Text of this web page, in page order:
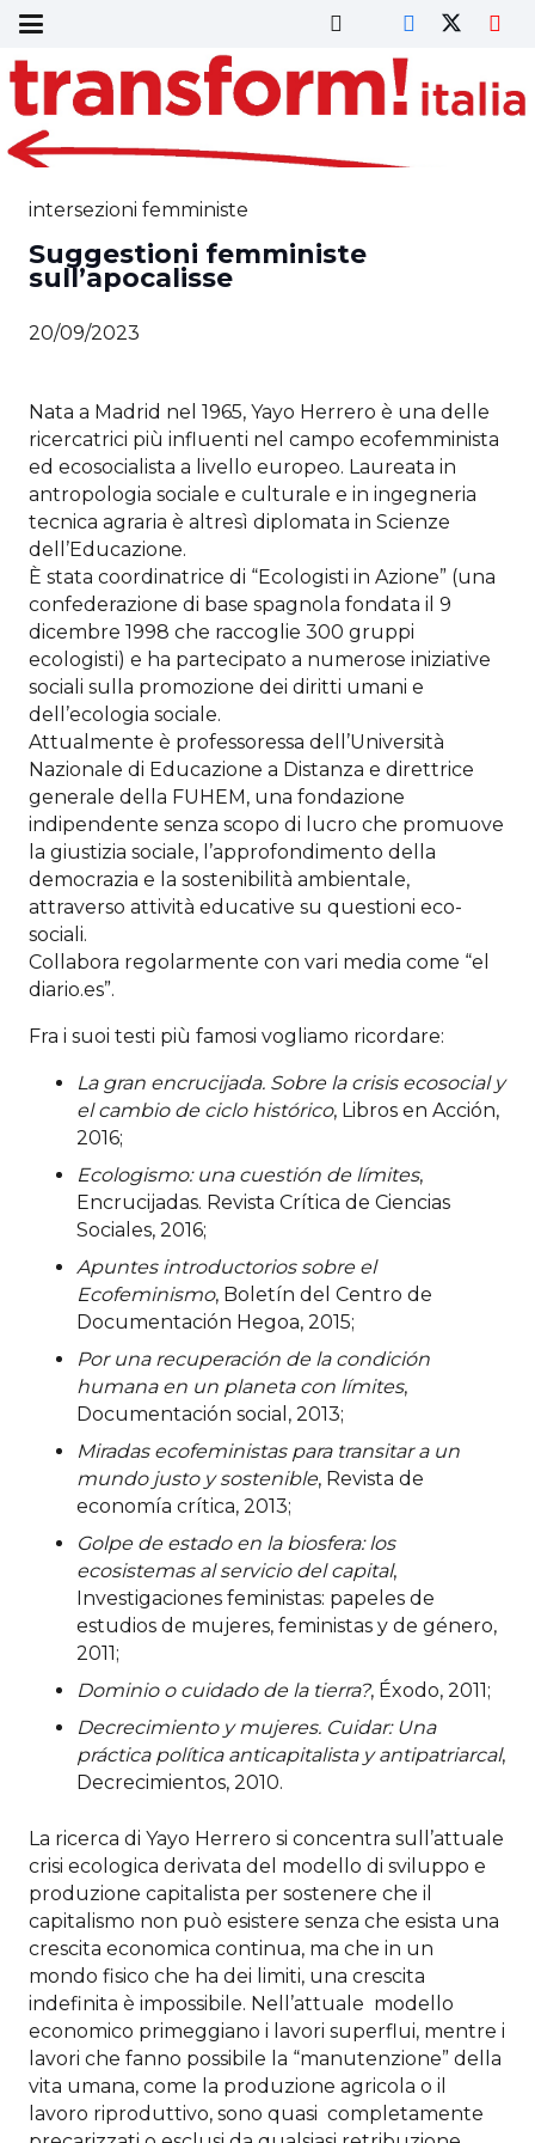
intersezioni femministe
Suggestioni femministe
sull’apocalisse
20/09/2023
Nata a Madrid nel 1965, Yayo Herrero è una delle
ricercatrici più influenti nel campo ecofemminista
ed ecosocialista a livello europeo. Laureata in
antropologia sociale e culturale e in ingegneria
tecnica agraria è altresì diplomata in Scienze
dell’Educazione.
È stata coordinatrice di “Ecologisti in Azione” (una
confederazione di base spagnola fondata il 9
dicembre 1998 che raccoglie 300 gruppi
ecologisti) e ha partecipato a numerose iniziative
sociali sulla promozione dei diritti umani e
dell’ecologia sociale.
Attualmente è professoressa dell’Università
Nazionale di Educazione a Distanza e direttrice
generale della FUHEM, una fondazione
indipendente senza scopo di lucro che promuove
la giustizia sociale, l’approfondimento della
democrazia e la sostenibilità ambientale,
attraverso attività educative su questioni eco-
sociali.
Collabora regolarmente con vari media come “el
diario.es”.
Fra i suoi testi più famosi vogliamo ricordare:
La gran encrucijada. Sobre la crisis ecosocial y
el cambio de ciclo histórico, Libros en Acción,
2016;
Ecologismo: una cuestión de límites,
Encrucijadas. Revista Crítica de Ciencias
Sociales, 2016;
Apuntes introductorios sobre el
Ecofeminismo, Boletín del Centro de
Documentación Hegoa, 2015;
Por una recuperación de la condición
humana en un planeta con límites,
Documentación social, 2013;
Miradas ecofeministas para transitar a un
mundo justo y sostenible, Revista de
economía crítica, 2013;
Golpe de estado en la biosfera: los
ecosistemas al servicio del capital,
Investigaciones feministas: papeles de
estudios de mujeres, feministas y de género,
2011;
Dominio o cuidado de la tierra?, Éxodo, 2011;
Decrecimiento y mujeres. Cuidar: Una
práctica política anticapitalista y antipatriarcal,
Decrecimientos, 2010.
La ricerca di Yayo Herrero si concentra sull’attuale
crisi ecologica derivata del modello di sviluppo e
produzione capitalista per sostenere che il
capitalismo non può esistere senza che esista una
crescita economica continua, ma che in un
mondo fisico che ha dei limiti, una crescita
indefinita è impossibile. Nell’attuale modello
economico primeggiano i lavori superflui, mentre i
lavori che fanno possibile la “manutenzione” della
vita umana, come la produzione agricola o il
lavoro riproduttivo, sono quasi completamente